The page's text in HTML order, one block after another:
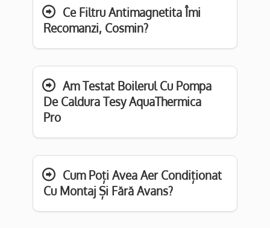
Ce Filtru Antimagnetita Îmi
Recomanzi, Cosmin?
Am Testat Boilerul Cu Pompa
De Caldura Tesy AquaThermica
Pro
Cum Poți Avea Aer Condiționat
Cu Montaj Și Fără Avans?